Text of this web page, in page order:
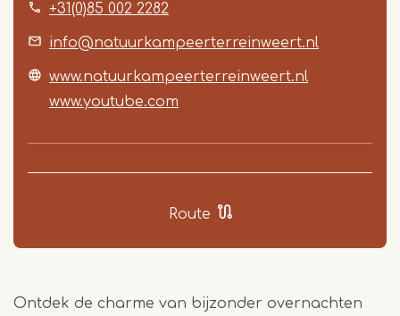
+31(0)85 002 2282
info@natuurkampeerterreinweert.nl
www.natuurkampeerterreinweert.nl
www.youtube.com
Route
Ontdek de charme van bijzonder overnachten